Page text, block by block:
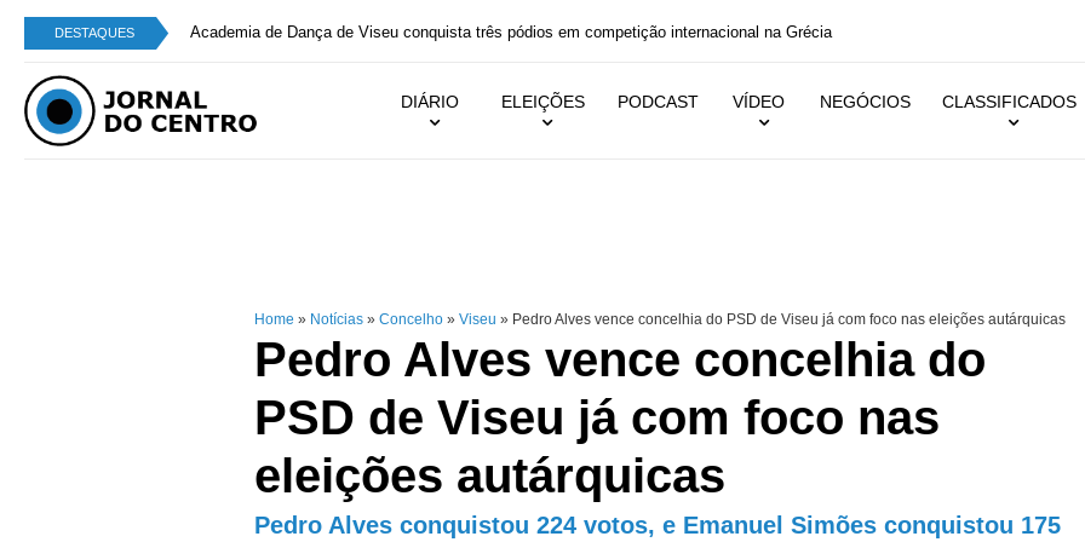
DESTAQUES Academia de Dança de Viseu conquista três pódios em competição internacional na Grécia
DIÁRIO ELEIÇÕES PODCAST VÍDEO NEGÓCIOS CLASSIFICADOS
Home » Notícias » Concelho » Viseu » Pedro Alves vence concelhia do PSD de Viseu já com foco nas eleições autárquicas
Pedro Alves vence concelhia do
PSD de Viseu já com foco nas
eleições autárquicas
Pedro Alves conquistou 224 votos, e Emanuel Simões conquistou 175